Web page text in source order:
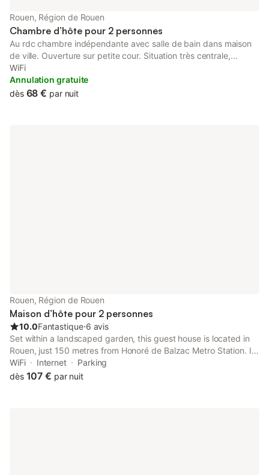
Rouen, Région de Rouen
Chambre d’hôte pour 2 personnes
Au rdc chambre indépendante avec salle de bain dans maison
de ville. Ouverture sur petite cour. Situation très centrale,
proche Hôtel de Ville, rue eau de robec piétonne. Restaurants et
commerces à proximité, arrêt de bus au bout de la rue
WiFi
Annulation gratuite
dès 68 € par nuit
Rouen, Région de Rouen
Maison d’hôte pour 2 personnes
10.0Fantastique⋅6 avis
Set within a landscaped garden, this guest house is located in
Rouen, just 150 metres from Honoré de Balzac Metro Station. It
offers elegant accommodation and free Wi-Fi internet access.
WiFi Internet
Parking
dès 107 € par nuit